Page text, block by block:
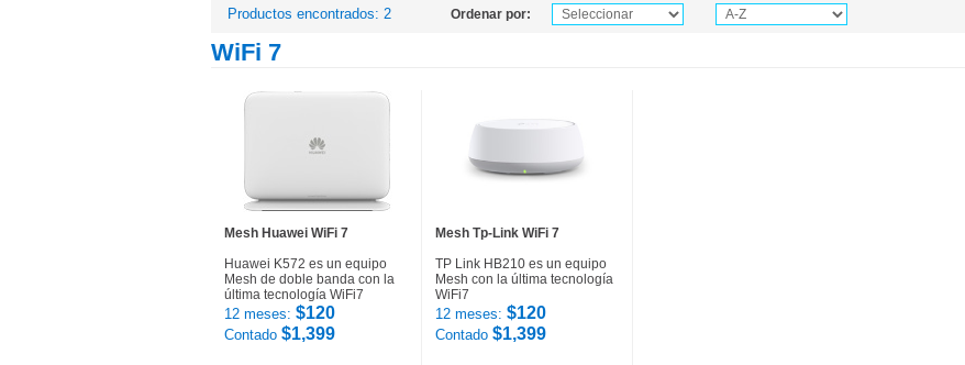
Productos encontrados: 2 Ordenar por:
WiFi 7
Mesh Huawei WiFi 7
Huawei K572 es un equipo
Mesh de doble banda con la
última tecnología WiFi7
12 meses: $120
Contado $1,399
Mesh Tp-Link WiFi 7
TP Link HB210 es un equipo
Mesh con la última tecnología
WiFi7
12 meses: $120
Contado $1,399